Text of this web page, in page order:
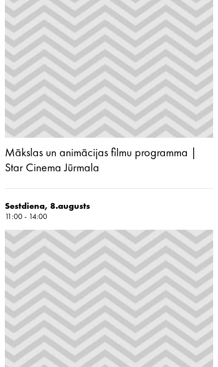
Mākslas un animācijas filmu programma |
Star Cinema Jūrmala
Sestdiena, 8.augusts
11:00 - 14:00